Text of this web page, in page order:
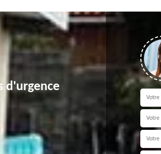
d'urgence